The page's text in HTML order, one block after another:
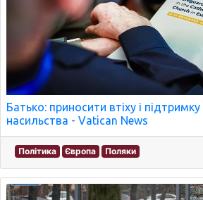
Батько: приносити втіху і
насильства - Vatican News
Політика Європа Поляки